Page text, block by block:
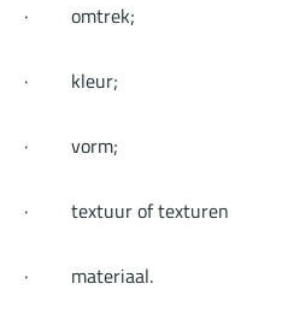
· omtrek;
· kleur;
· vorm;
· textuur of texturen
· materiaal.